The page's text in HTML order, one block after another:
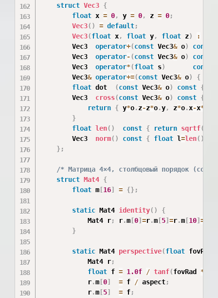
struct Vec3 {
float x = 0, y = 0, z = 0;
Vec3( ) = default;
Vec3(float x, float y, float z) :
        Vec3
operator+(const Vec3& o) const
        Vec3
operator-(const Vec3& o) const
        Vec3
operator*(float s) const
        Vec3
& operator+=(const Vec3& o) {
float dot (const Vec3& o) const {
        Vec3
cross(const Vec3& o) const {
return { y*o.z-z*o.y, z*o.x-x*
}
float len( ) const { return sqrtf(
        Vec3
norm( ) const { float l=len( )
} ;
/* Матрица 4×4, столбцовый порядок
struct Mat4 {
float m [16] = {} ;
static Mat4 identity( )
{
            Mat4 r
; r.m [0]=r.m [5]=r.m [10]=
}
static Mat4 perspective(float fovRad
            Mat4 r
;
float f = 1.0f / tanf(fovRad *
            r
.m [0] = f / aspect;
            r
.m [5] = f;